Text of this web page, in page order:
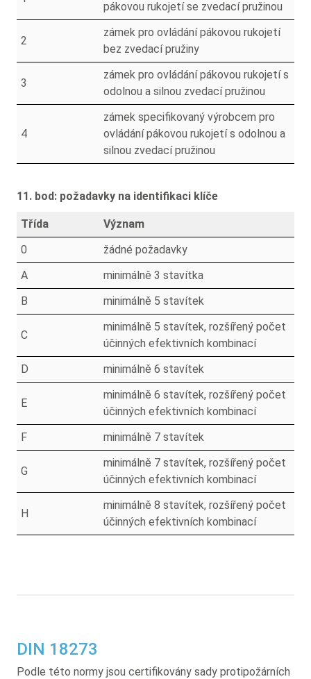
pákovou rukojetí se zvedací pružinou
2
zámek pro ovládání pákovou rukojetí
bez zvedací pružiny
3
zámek pro ovládání pákovou rukojetí s
odolnou a silnou zvedací pružinou
4
zámek specifikovaný výrobcem pro
ovládání pákovou rukojetí s odolnou a
silnou zvedací pružinou
11. bod: požadavky na identifikaci klíče
Třída
Význam
0
žádné požadavky
A
minimálně 3 stavítka
B
minimálně 5 stavítek
C
minimálně 5 stavítek, rozšířený počet
účinných efektivních kombinací
D
minimálně 6 stavítek
E
minimálně 6 stavítek, rozšířený počet
účinných efektivních kombinací
F
minimálně 7 stavítek
G
minimálně 7 stavítek, rozšířený počet
účinných efektivních kombinací
H
minimálně 8 stavítek, rozšířený počet
účinných efektivních kombinací
DIN 18273
Podle této normy jsou certifikovány sady protipožárních